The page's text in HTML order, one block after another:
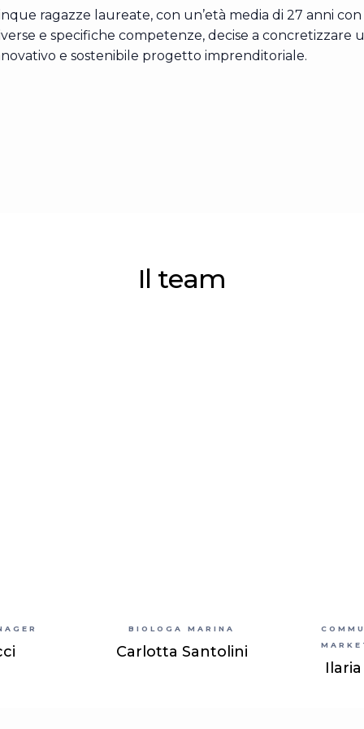
ragazze laureate, con un’età media di 27 anni con
e specifiche competenze, decise a concretizzare
e sostenibile progetto imprenditoriale.
Il team
BIOLOGA MARINA
Carlotta Santolini